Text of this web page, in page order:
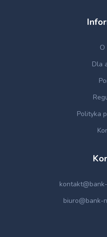
O
Dla
Polityka
biuro@bank-